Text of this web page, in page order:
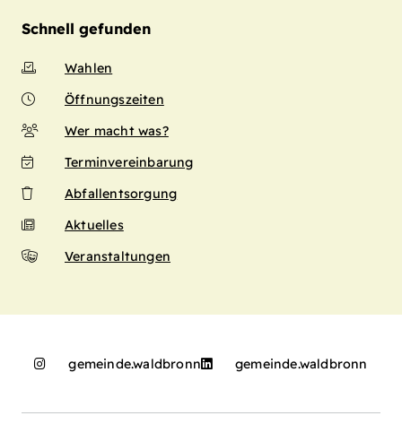
Schnell gefunden
Wahlen
Öffnungszeiten
Wer macht was?
Terminvereinbarung
Abfallentsorgung
Aktuelles
Veranstaltungen
gemeinde.waldbronn gemeinde.waldbronn